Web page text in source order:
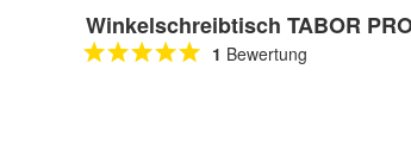
Winkelschreibtisch TABOR
1 Bewertung